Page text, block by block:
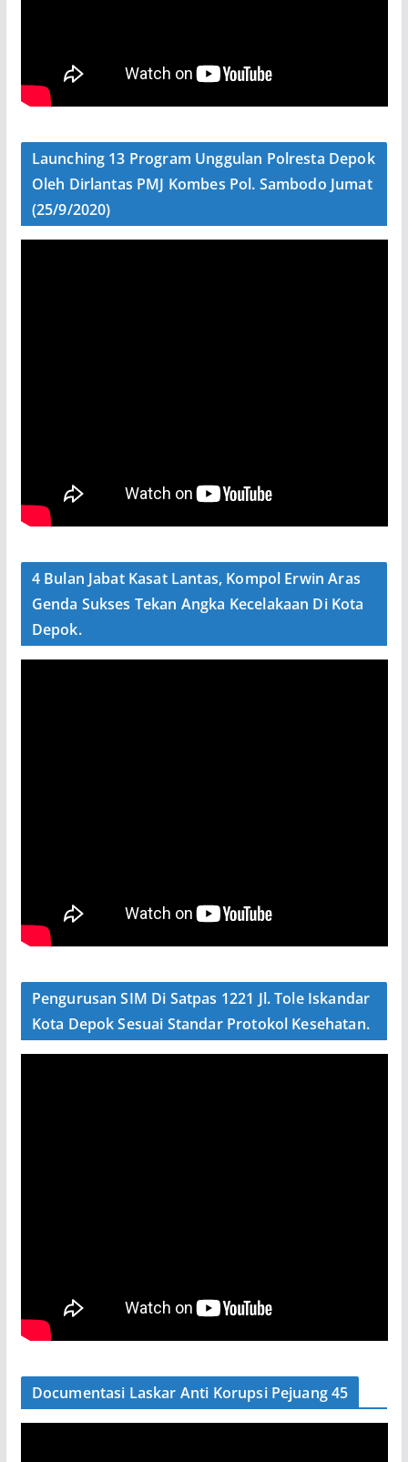
Launching 13 Program Unggulan Polresta Depok
Oleh Dirlantas PMJ Kombes Pol. Sambodo Jumat
(25/9/2020)
4 Bulan Jabat Kasat Lantas, Kompol Erwin Aras
Genda Sukses Tekan Angka Kecelakaan Di Kota
Depok.
Pengurusan SIM Di Satpas 1221 Jl. Tole Iskandar
Kota Depok Sesuai Standar Protokol Kesehatan.
Documentasi Laskar Anti Korupsi Pejuang 45